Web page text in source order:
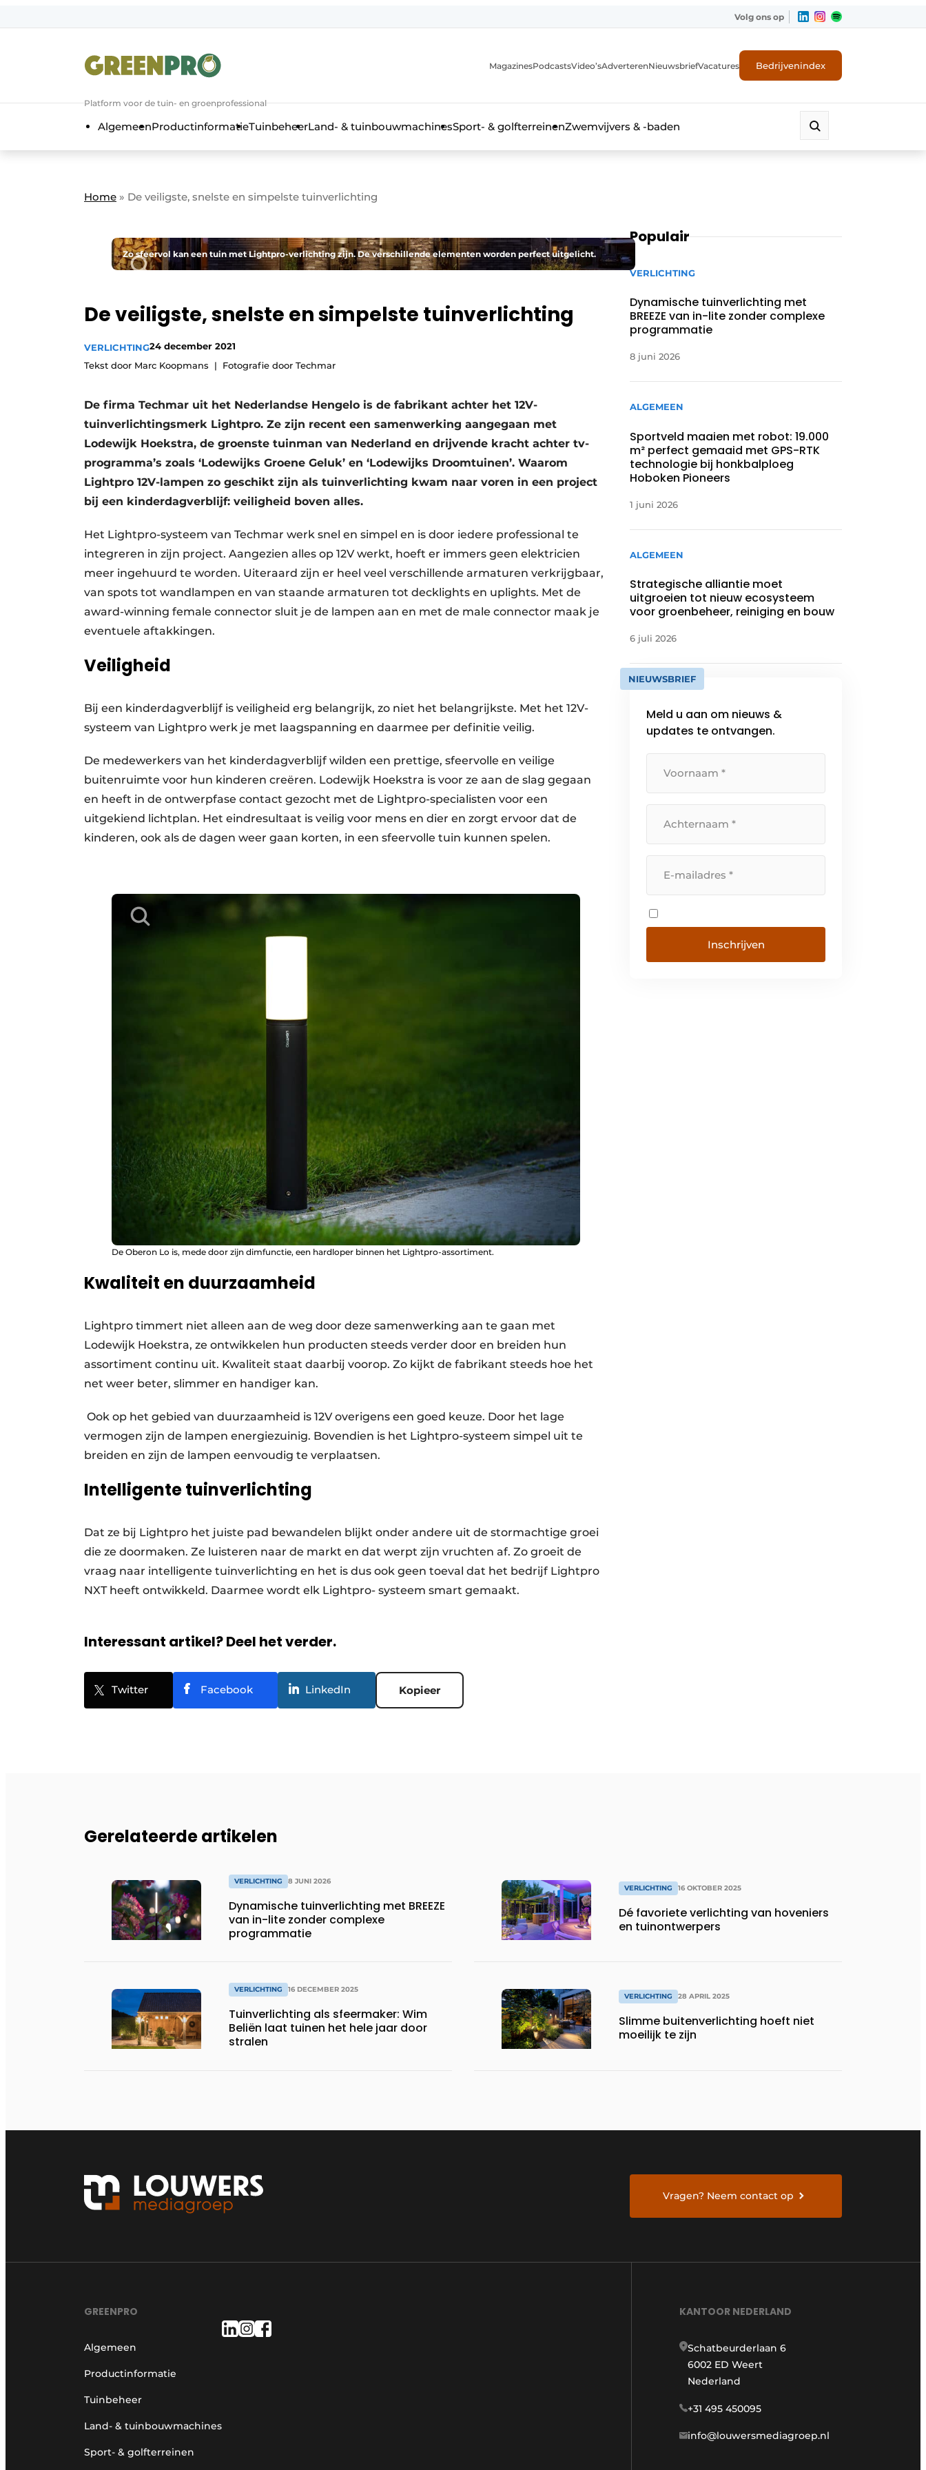
Algemene voorwaarden
GreenPro | Platform voor de tuin- en groenprofessional
Nieuwsbrief
Vacature aanmelden
Video’s
Volg ons op
Platform voor de tuin- en groenprofessional
MagazinesPodcastsVideo’sAdverterenNieuwsbriefVacatures Bedrijvenindex
AlgemeenProductinformatieTuinbeheerLand- & tuinbouwmachinesSport- & golfterreinenZwemvijvers & -baden
Home » De veiligste, snelste en simpelste tuinverlichting
Zo sfeervol kan een tuin met Lightpro-verlichting zijn. De verschillende elementen worden perfect uitgelicht.
De veiligste, snelste en simpelste tuinverlichting
VERLICHTING24 december 2021
Tekst door Marc Koopmans
Fotografie door Techmar
De firma Techmar uit het Nederlandse Hengelo is de fabrikant achter het 12V-
tuinverlichtingsmerk Lightpro. Ze zijn recent een samenwerking aangegaan met
Lodewijk Hoekstra, de groenste tuinman van Nederland en drijvende kracht achter tv-
programma’s zoals ‘Lodewijks Groene Geluk’ en ‘Lodewijks Droomtuinen’. Waarom
Lightpro 12V-lampen zo geschikt zijn als tuinverlichting kwam naar voren in een project
bij een kinderdagverblijf: veiligheid boven alles.
Het Lightpro-systeem van Techmar werk snel en simpel en is door iedere professional te
integreren in zijn project. Aangezien alles op 12V werkt, hoeft er immers geen elektricien
meer ingehuurd te worden. Uiteraard zijn er heel veel verschillende armaturen verkrijgbaar,
van spots tot wandlampen en van staande armaturen tot decklights en uplights. Met de
award-winning female connector sluit je de lampen aan en met de male connector maak je
eventuele aftakkingen.
Veiligheid
Bij een kinderdagverblijf is veiligheid erg belangrijk, zo niet het belangrijkste. Met het 12V-
systeem van Lightpro werk je met laagspanning en daarmee per definitie veilig.
De medewerkers van het kinderdagverblijf wilden een prettige, sfeervolle en veilige
buitenruimte voor hun kinderen creëren. Lodewijk Hoekstra is voor ze aan de slag gegaan
en heeft in de ontwerpfase contact gezocht met de Lightpro-specialisten voor een
uitgekiend lichtplan. Het eindresultaat is veilig voor mens en dier en zorgt ervoor dat de
kinderen, ook als de dagen weer gaan korten, in een sfeervolle tuin kunnen spelen.
De Oberon Lo is, mede door zijn dimfunctie, een hardloper binnen het Lightpro-assortiment.
Kwaliteit en duurzaamheid
Lightpro timmert niet alleen aan de weg door deze samenwerking aan te gaan met
Lodewijk Hoekstra, ze ontwikkelen hun producten steeds verder door en breiden hun
assortiment continu uit. Kwaliteit staat daarbij voorop. Zo kijkt de fabrikant steeds hoe het
net weer beter, slimmer en handiger kan.
Ook op het gebied van duurzaamheid is 12V overigens een goed keuze. Door het lage
vermogen zijn de lampen energiezuinig. Bovendien is het Lightpro-systeem simpel uit te
breiden en zijn de lampen eenvoudig te verplaatsen.
Intelligente tuinverlichting
Dat ze bij Lightpro het juiste pad bewandelen blijkt onder andere uit de stormachtige groei
die ze doormaken. Ze luisteren naar de markt en dat werpt zijn vruchten af. Zo groeit de
vraag naar intelligente tuinverlichting en het is dus ook geen toeval dat het bedrijf Lightpro
NXT heeft ontwikkeld. Daarmee wordt elk Lightpro- systeem smart gemaakt.
Interessant artikel? Deel het verder.
Twitter Facebook LinkedIn Kopieer
Populair
VERLICHTING
Dynamische tuinverlichting met
BREEZE van in-lite zonder complexe
programmatie
8 juni 2026
ALGEMEEN
Sportveld maaien met robot: 19.000
m² perfect gemaaid met GPS-RTK
technologie bij honkbalploeg
Hoboken Pioneers
1 juni 2026
ALGEMEEN
Strategische alliantie moet
uitgroeien tot nieuw ecosysteem
voor groenbeheer, reiniging en bouw
6 juli 2026
NIEUWSBRIEF
Meld u aan om nieuws &
updates te ontvangen.
Gerelateerde artikelen
VERLICHTING 8 JUNI 2026
Dynamische tuinverlichting met BREEZE
van in-lite zonder complexe
programmatie
VERLICHTING 16 DECEMBER 2025
Tuinverlichting als sfeermaker: Wim
Beliën laat tuinen het hele jaar door
stralen
VERLICHTING 16 OKTOBER 2025
Dé favoriete verlichting van hoveniers
en tuinontwerpers
VERLICHTING 28 APRIL 2025
Slimme buitenverlichting hoeft niet
moeilijk te zijn
Vragen? Neem contact op
GREENPRO
Algemeen
Productinformatie
Tuinbeheer
Land- & tuinbouwmachines
Sport- & golfterreinen
KANTOOR NEDERLAND
Schatbeurderlaan 6
6002 ED Weert
Nederland
+31 495 450095
info@louwersmediagroep.nl